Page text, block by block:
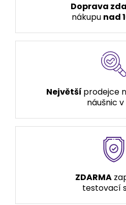
Doprava
nákupu nad
Největší prodejce
náušnic v
ZDARMA
testovací